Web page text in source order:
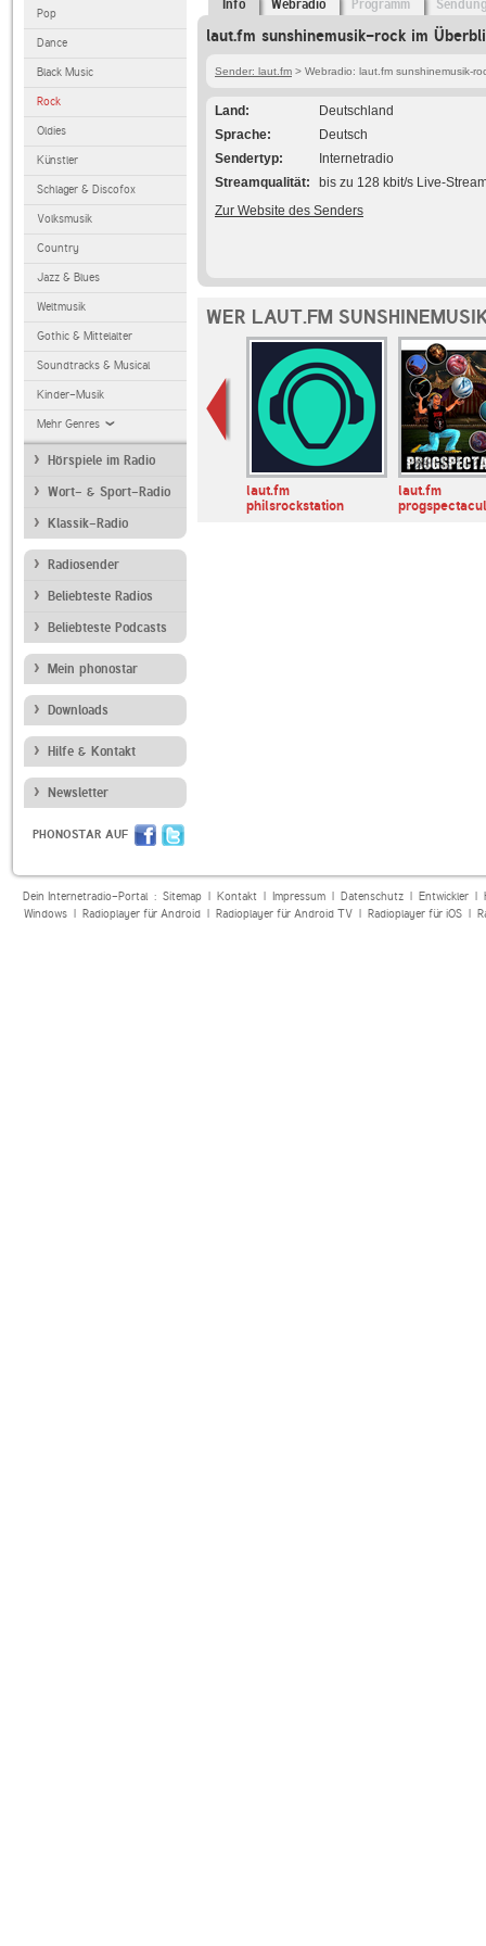
Pop
Dance
Black Music
Rock
Oldies
Künstler
Schlager & Discofox
Volksmusik
Country
Jazz & Blues
Weltmusik
Gothic & Mittelalter
Soundtracks & Musical
Kinder-Musik
Mehr Genres
Hörspiele im Radio
Wort- & Sport-Radio
Klassik-Radio
Radiosender
Beliebteste Radios
Beliebteste Podcasts
Mein phonostar
Downloads
Hilfe & Kontakt
Newsletter
PHONOSTAR AUF
Info Webradio Programm
laut.fm sunshinemusik-rock im
Sender: laut.fm > Webradio: laut.fm sunshinemusik-
Land
Deutschland
Sprache
Deutsch
Sendertyp
Internetradio
Streamqualität
bis zu 128 kbit/s Live-
Zur Website des Senders
WER LAUT.FM
Bayern 3
laut.fm
philsrockstation
laut.fm
Dein Internetradio-Portal : Sitemap| Kontakt| Impressum| Datenschutz| Entwickler|
Windows| Radioplayer für Android| Radioplayer für Android TV| Radioplayer für iOS|